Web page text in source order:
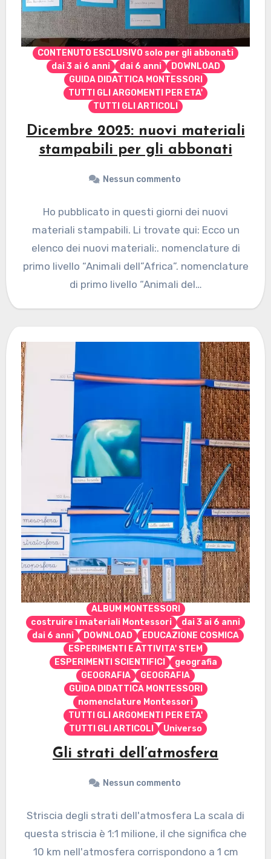
CONTENUTO ESCLUSIVO solo per gli abbonati
dai 3 ai 6 anni
dai 6 anni
DOWNLOAD
GUIDA DIDATTICA MONTESSORI
TUTTI GLI ARGOMENTI PER ETA'
TUTTI GLI ARTICOLI
Dicembre 2025: nuovi materiali
stampabili per gli abbonati
Nessun commento
Ho pubblicato in questi giorni dei nuovi
materiali stampabili. Li trovate qui: Ecco un
elenco dei nuovi materiali:. nomenclature di
primo livello “Animali dell”Africa”. nomenclature
di primo livello “Animali del…
ALBUM MONTESSORI
costruire i materiali Montessori
dai 3 ai 6 anni
dai 6 anni
DOWNLOAD
EDUCAZIONE COSMICA
ESPERIMENTI E ATTIVITA' STEM
ESPERIMENTI SCIENTIFICI
geografia
GEOGRAFIA
GEOGRAFIA
GUIDA DIDATTICA MONTESSORI
nomenclature Montessori
TUTTI GLI ARGOMENTI PER ETA'
TUTTI GLI ARTICOLI
Universo
Gli strati dell’atmosfera
Nessun commento
Striscia degli strati dell'atmosfera La scala di
questa striscia è 1:1 milione, il che significa che
10 km nell'atmosfera corrispondono a 1 cm